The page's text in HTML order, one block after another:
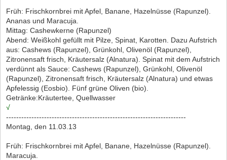
Früh: Frischkornbrei mit Apfel, Banane, Hazelnüsse (Rapunzel).
Ananas und Maracuja.
Mittag: Cashewkerne (Rapunzel)
Abend: Weißkohl gefüllt mit Pilze, Spinat, Karotten. Dazu Aufstrich
aus: Cashews (Rapunzel), Grünkohl, Olivenöl (Rapunzel),
Zitronensaft frisch, Kräutersalz (Alnatura). Spinat mit dem Aufstrich
verdünnt als Sauce: Cashews (Rapunzel), Grünkohl, Olivenöl
(Rapunzel), Zitronensaft frisch, Kräutersalz (Alnatura) und etwas
Apfelessig (Eosbio). Fünf grüne Oliven (bio).
Getränke:Kräutertee, Quellwasser
√
-----------------------------------------------------------------------
Montag, den 11.03.13
Früh: Frischkornbrei mit Apfel, Banane, Hazelnüsse (Rapunzel).
Maracuja.